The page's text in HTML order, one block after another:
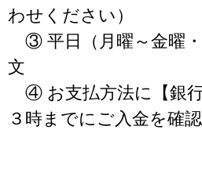
わせください）
③ 平日（月曜～金曜
文
④ お支払方法に【銀
３時までにご入金を確